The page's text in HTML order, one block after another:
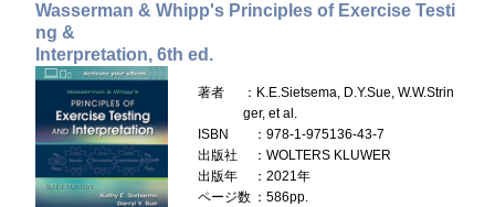
Wasserman & Whipp's Principles of Exercise Testi
ng &
Interpretation, 6th ed.
著者
：K.E.Sietsema, D.Y.Sue, W.W.Strin
ger, et al.
ISBN
：978-1-975136-43-7
出版社
：WOLTERS KLUWER
出版年
：2021年
ページ数 ：586pp.